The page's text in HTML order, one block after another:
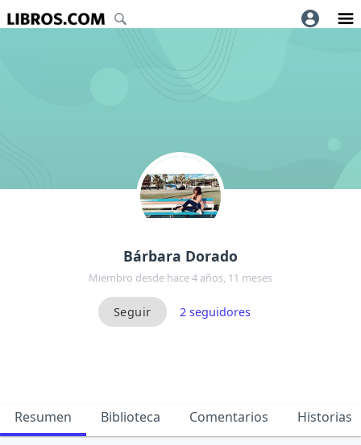
Bárbara Dorado
Miembro desde hace 4 años, 11 meses
2seguidores
Resumen Biblioteca Comentarios Historias